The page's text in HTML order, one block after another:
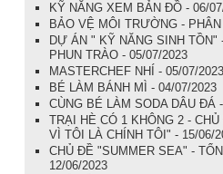
KỸ NĂNG XEM BẢN ĐỒ - 06/
BẢO VỆ MÔI TRƯỜNG -
DỰ ÁN " KỸ NĂNG SINH TỒN"
PHUN TRÀO - 05/07/2023
MASTERCHEF NHÍ - 05/07/2023
BÉ LÀM BÁNH MÌ - 04/07/2023
CÙNG BÉ LÀM SODA DÂU ĐÁ
TRẠI HÈ CÓ 1 KHÔNG 2 -
VÌ TÔI LÀ CHÍNH TÔI" - 15/06/
CHỦ ĐỀ "SUMMER SEA" -
12/06/2023